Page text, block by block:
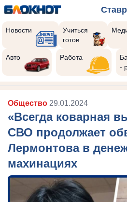
Новости
Учиться
готов
Авто Работа
-
Общество 29.01.2024
«Всегда коварная
СВО продолжает
Лермонтова в
махинациях